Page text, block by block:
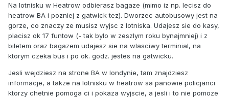
Na lotnisku w Heatrow odbierasz bagaze (mimo iz np. lecisz do
heatrow BA i pozniej z gatwick tez). Dworzec autobusowy jest na
gorze, co znaczy ze musisz wyjsc z lotniska. Udajesz sie do kasy,
placisz ok 17 funtow (- tak bylo w zeszlym roku bynajmniej) i z
biletem oraz bagazem udajesz sie na wlasciwy terminial, na
ktorym czeka bus i po ok. godz. jestes na gatwicku.
Jesli wejdziesz na strone BA w londynie, tam znajdziesz
informacje, a takze na lotnisku w heatrow sa panowie policjanci
ktorzy chetnie pomoga ci i pokaza wyjscie, a jesli i to nie pomoze